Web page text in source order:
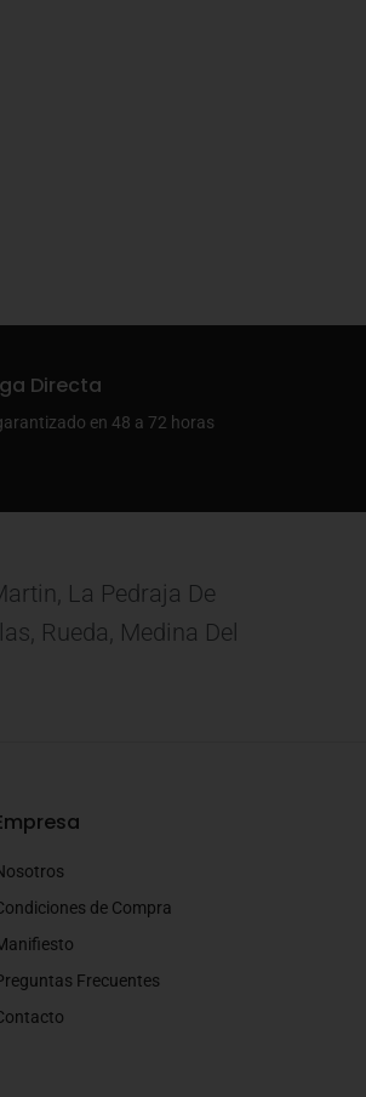
Directa
en 48 a 72 horas
La Pedraja De
Rueda, Medina Del
de Compra
Frecuentes